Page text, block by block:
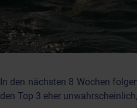
In den nächsten 8 Wochen
den Top 3 eher